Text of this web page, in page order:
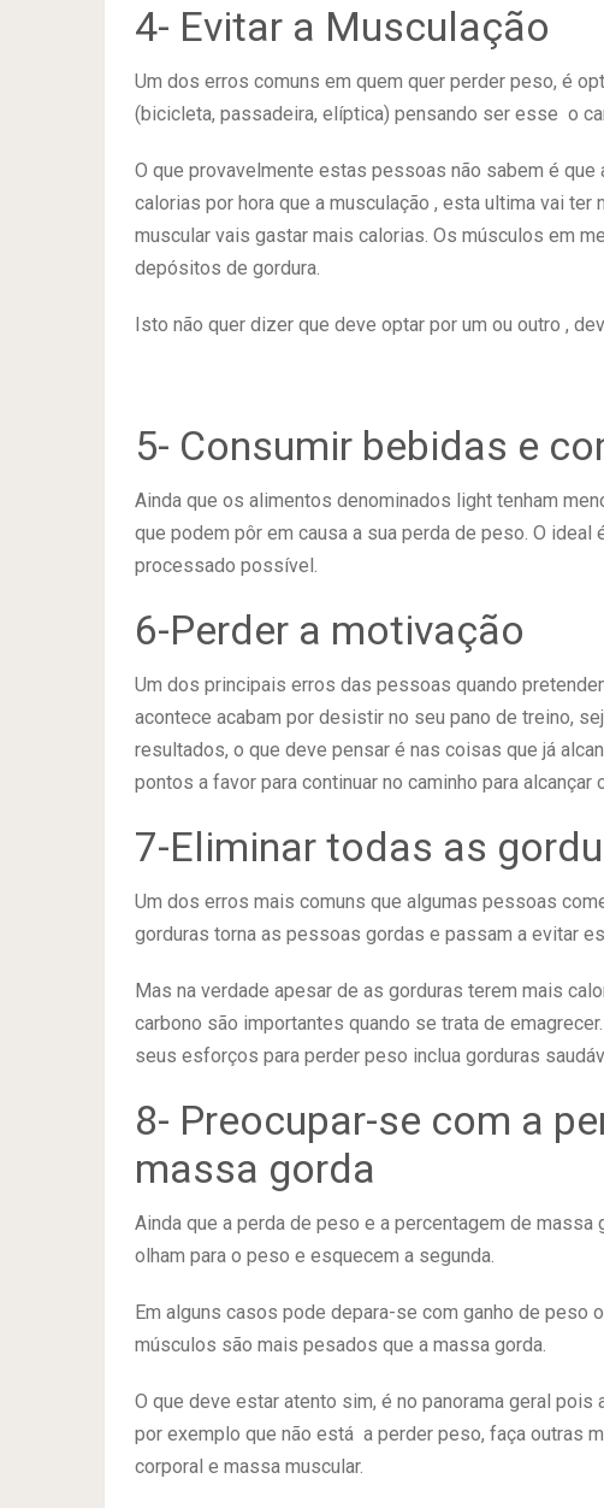
4- Evitar a Musculação
Um dos erros comuns em quem quer perder peso, é
(bicicleta, passadeira, elíptica) pensando ser esse o
O que provavelmente estas pessoas não sabem é
calorias por hora que a musculação , esta ultima vai
muscular vais gastar mais calorias. Os músculos em
depósitos de gordura.
Isto não quer dizer que deve optar por um ou outro ,
5- Consumir bebidas e
Ainda que os alimentos denominados light tenham
que podem pôr em causa a sua perda de peso. O
processado possível.
6-Perder a motivação
Um dos principais erros das pessoas quando
acontece acabam por desistir no seu pano de treino,
resultados, o que deve pensar é nas coisas que já
pontos a favor para continuar no caminho para alcançar
7-Eliminar todas as
Um dos erros mais comuns que algumas pessoas
gorduras torna as pessoas gordas e passam a evitar
Mas na verdade apesar de as gorduras terem mais
carbono são importantes quando se trata de
seus esforços para perder peso inclua gorduras
8- Preocupar-se com a
massa gorda
Ainda que a perda de peso e a percentagem de
olham para o peso e esquecem a segunda.
Em alguns casos pode depara-se com ganho de peso
músculos são mais pesados que a massa gorda.
O que deve estar atento sim, é no panorama geral
por exemplo que não está a perder peso, faça outras
corporal e massa muscular.